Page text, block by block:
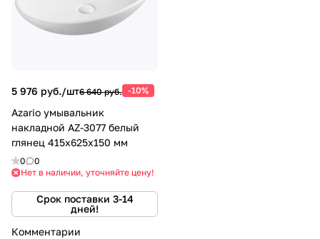
5 976 руб./шт6 640 руб. -10%
Azario умывальник
накладной AZ-3077 белый
глянец 415x625x150 мм
0
0
Нет в наличии, уточняйте цену!
Срок поставки 3-14
дней!
Комментарии